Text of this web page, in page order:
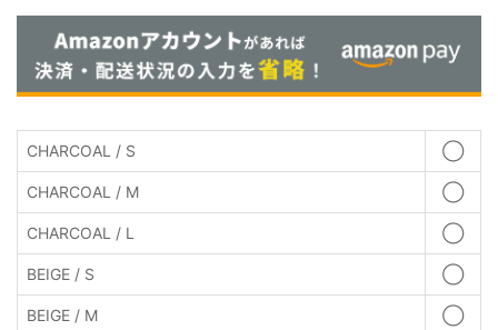
CHARCOAL / S ◯
CHARCOAL / M ◯
CHARCOAL / L ◯
BEIGE / S ◯
BEIGE / M ◯